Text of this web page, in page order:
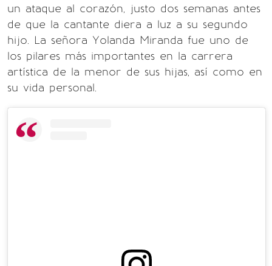
un ataque al corazón, justo dos semanas antes
de que la cantante diera a luz a su segundo
hijo. La señora Yolanda Miranda fue uno de
los pilares más importantes en la carrera
artística de la menor de sus hijas, así como en
su vida personal.